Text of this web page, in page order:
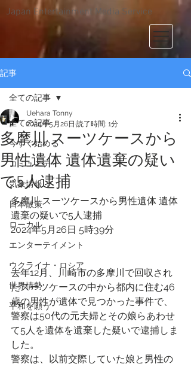
Japan Entertainment Media Service
記事
全ての記事
今すぐ始める
コミュニティ
気象情報
日本散策
ローカル
エンターテイメント
ウクライナ・ロシア
世界情勢
平和を願う
全ての記事
多摩川 スーツケースから
男性遺体 遺体遺棄の疑い
で5人逮捕
Uehara Tonny
2024年5月26日 読了時間: 1分
多摩川 スーツケースから男性遺体 遺体
遺棄の疑いで5人逮捕
2024年5月26日 5時39分
去年12月、川崎市の多摩川で回収され
たスーツケースの中から都内に住む46
歳の男性が遺体で見つかった事件で、
警察は50代の元夫婦とその娘らあわせ
て5人を遺体を遺棄した疑いで逮捕しま
した。
警察は、以前交際していた娘と男性の